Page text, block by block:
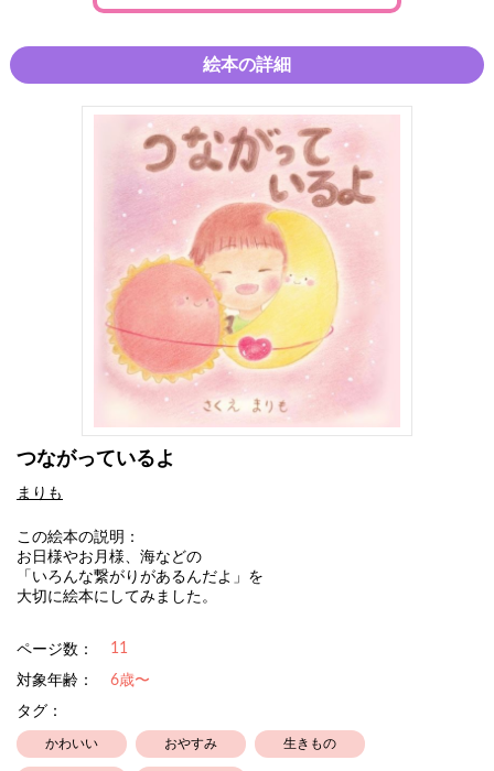
絵本の詳細
つながっているよ
まりも
この絵本の説明：
お日様やお月様、海などの
「いろんな繋がりがあるんだよ」を
大切に絵本にしてみました。
ページ数： 11
対象年齢：
6歳〜
タグ：
かわいい おやすみ 生きもの